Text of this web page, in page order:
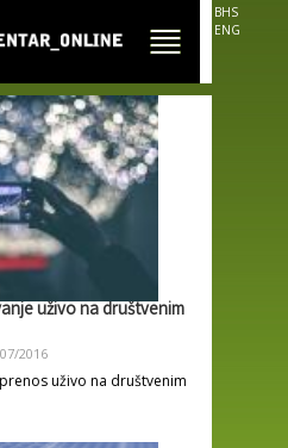
BHS
ENG
uživo na društvenim
2016
uživo na društvenim